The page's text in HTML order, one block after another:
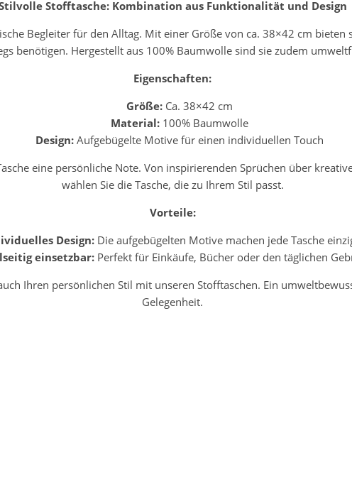
Stofftasche: Kombination aus Funktionalität und Design
Begleiter für den Alltag. Mit einer Größe von ca. 38×42 cm bieten
benötigen. Hergestellt aus 100% Baumwolle sind sie zudem
Eigenschaften:
Größe: Ca. 38×42 cm
Material: 100% Baumwolle
Design: Aufgebügelte Motive für einen individuellen Touch
eine persönliche Note. Von inspirierenden Sprüchen über
wählen Sie die Tasche, die zu Ihrem Stil passt.
Vorteile:
Design:Die aufgebügelten Motive machen jede Tasche
einsetzbar:Perfekt für Einkäufe, Bücher oder den täglichen
Ihren persönlichen Stil mit unseren Stofftaschen. Ein
Gelegenheit.